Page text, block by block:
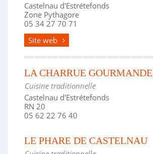
Castelnau d'Estrétefonds
Zone Pythagore
05 34 27 70 71
Site web
LA CHARRUE GOURMANDE
Cuisine traditionnelle
Castelnau d'Estrétefonds
RN 20
05 62 22 76 40
LE PHARE DE CASTELNAU